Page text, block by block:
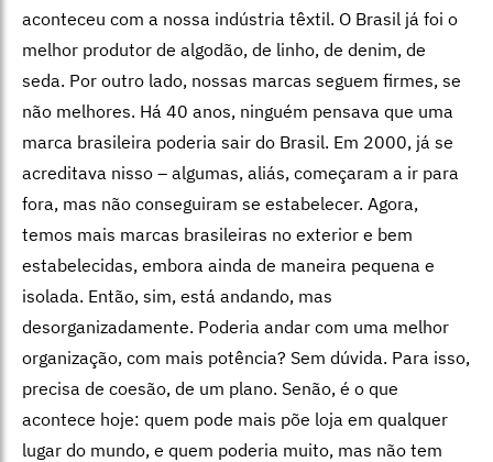
aconteceu com a nossa indústria têxtil. O Brasil já foi o
melhor produtor de algodão, de linho, de denim, de
seda. Por outro lado, nossas marcas seguem firmes, se
não melhores. Há 40 anos, ninguém pensava que uma
marca brasileira poderia sair do Brasil. Em 2000, já se
acreditava nisso – algumas, aliás, começaram a ir para
fora, mas não conseguiram se estabelecer. Agora,
temos mais marcas brasileiras no exterior e bem
estabelecidas, embora ainda de maneira pequena e
isolada. Então, sim, está andando, mas
desorganizadamente. Poderia andar com uma melhor
organização, com mais potência? Sem dúvida. Para isso,
precisa de coesão, de um plano. Senão, é o que
acontece hoje: quem pode mais põe loja em qualquer
lugar do mundo, e quem poderia muito, mas não tem